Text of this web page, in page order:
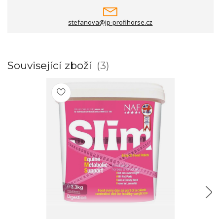
stefanova@jp-profihorse.cz
Související zboží 3